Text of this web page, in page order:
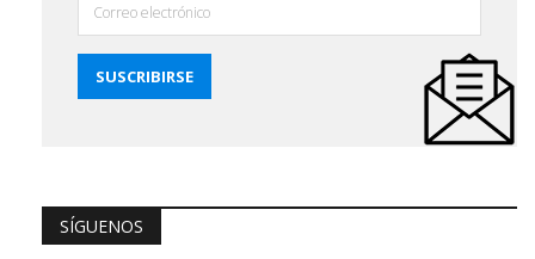
SÍGUENOS